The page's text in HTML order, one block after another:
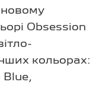
новому
Obsession
кольорах:
Blue,